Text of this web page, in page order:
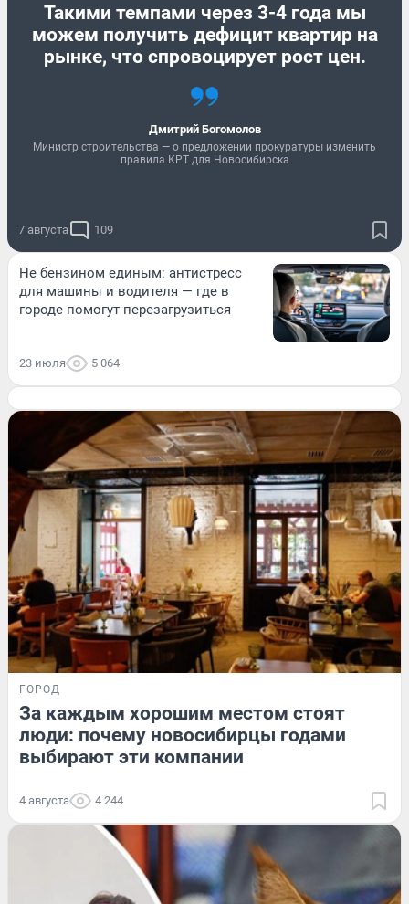
Такими темпами через 3-4 года мы
можем получить дефицит квартир на
рынке, что спровоцирует рост цен.
Дмитрий Богомолов
Министр строительства — о предложении прокуратуры изменить
правила КРТ для Новосибирска
7 августа 109
Не бензином единым: антистресс
для машины и водителя — где в
городе помогут перезагрузиться
23 июля 5 064
ГОРОД
За каждым хорошим местом стоят
люди: почему новосибирцы годами
выбирают эти компании
4 августа 4 244